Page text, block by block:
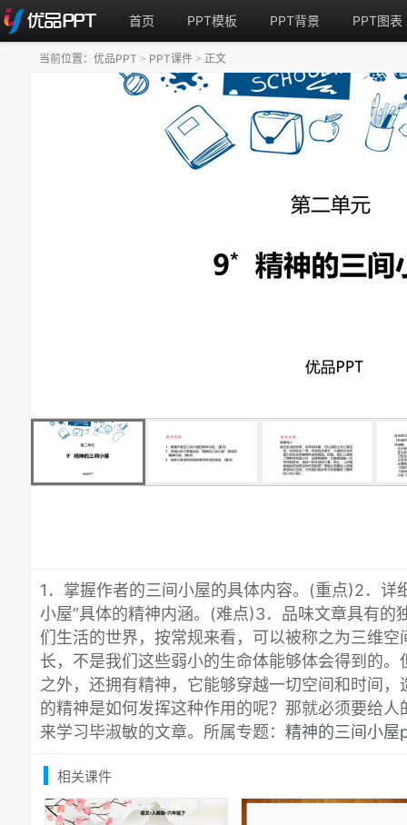
首页 PPT模板 PPT背景 PPT图表
1．掌握作者的三间小屋的具体内容。(重点)2．详
小屋”具体的精神内涵。(难点)3．品味文章具有的
们生活的世界，按常规来看，可以被称之为三维
长，不是我们这些弱小的生命体能够体会得到的
之外，还拥有精神，它能够穿越一切空间和时间
的精神是如何发挥这种作用的呢？那就必须要给
来学习毕淑敏的文章。所属专题： 精神的三间小屋
当前位置： 优品PPT > PPT课件 > 正文
相关课件